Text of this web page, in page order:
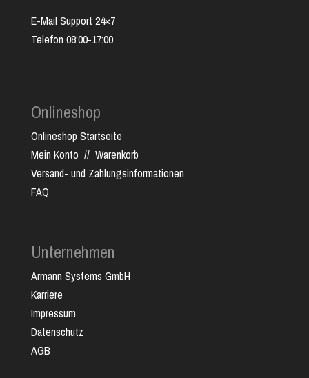
E-Mail Support 24×7
Telefon 08:00-17:00
Onlineshop
Onlineshop Startseite
Mein Konto // Warenkorb
Versand- und Zahlungsinformationen
FAQ
Unternehmen
Armann Systems GmbH
Karriere
Impressum
Datenschutz
AGB